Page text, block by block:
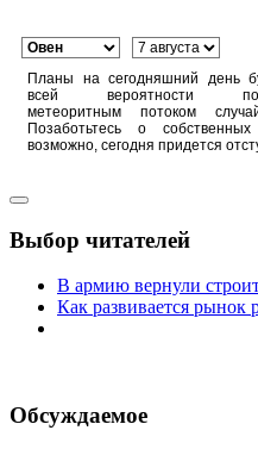
Планы на сегодняшний день
всей вероятности
метеоритным потоком
Позаботьтесь о
возможно, сегодня придется
Выбор читателей
В армию вернули
Как развивается рынок
Обсуждаемое